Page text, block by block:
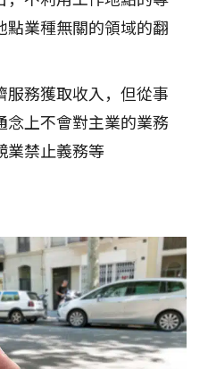
點業種無關的領域的翻
務獲取收入，但從事
念上不會對主業的業務
業禁止義務等